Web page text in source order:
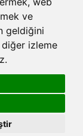
ve
geldiğini
izleme